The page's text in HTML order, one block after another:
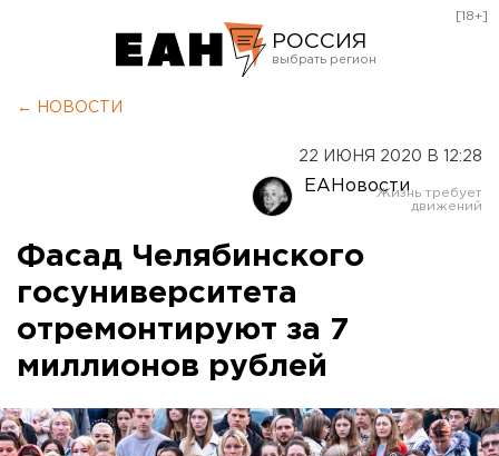
РОССИЯ
Оренбург
[18+]
← НОВОСТИ
22 ИЮНЯ 2020 В 12:28
ЕАНовости
Фасад Челябинского
госуниверситета
отремонтируют за 7
миллионов рублей